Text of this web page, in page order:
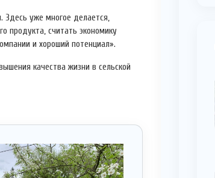
Здесь уже многое делается,
продукта, считать экономику
и хороший потенциал».
качества жизни в сельской